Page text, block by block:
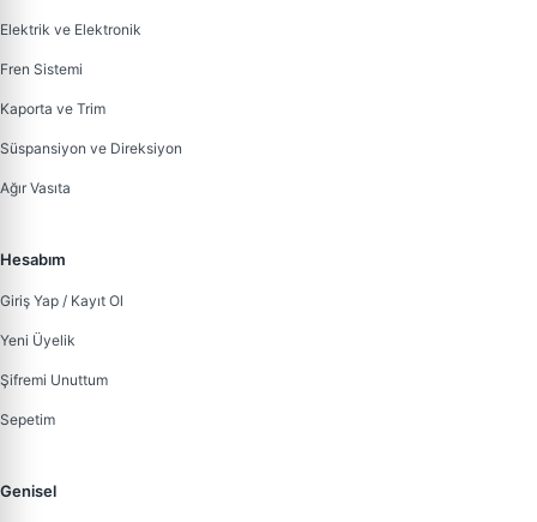
Elektrik ve Elektronik
Fren Sistemi
Kaporta ve Trim
Süspansiyon ve Direksiyon
Ağır Vasıta
Hesabım
Giriş Yap / Kayıt Ol
Yeni Üyelik
Şifremi Unuttum
Sepetim
Genisel